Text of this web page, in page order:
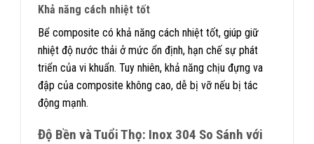
Khả năng cách nhiệt tốt
Bể composite có khả năng cách nhiệt tốt, giúp giữ
nhiệt độ nước thải ở mức ổn định, hạn chế sự phát
triển của vi khuẩn. Tuy nhiên, khả năng chịu đựng va
đập của composite không cao, dễ bị vỡ nếu bị tác
động mạnh.
Độ Bền và Tuổi Thọ: Inox 304 So Sánh với